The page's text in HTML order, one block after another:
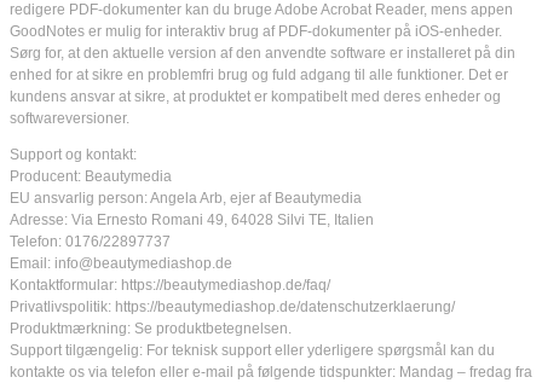
redigere PDF-dokumenter kan du bruge Adobe Acrobat Reader, mens appen
GoodNotes er mulig for interaktiv brug af PDF-dokumenter på iOS-enheder.
Sørg for, at den aktuelle version af den anvendte software er installeret på din
enhed for at sikre en problemfri brug og fuld adgang til alle funktioner. Det er
kundens ansvar at sikre, at produktet er kompatibelt med deres enheder og
softwareversioner.
Support og kontakt:
Producent: Beautymedia
EU ansvarlig person: Angela Arb, ejer af Beautymedia
Adresse: Via Ernesto Romani 49, 64028 Silvi TE, Italien
Telefon: 0176/22897737
Email: info@beautymediashop.de
Kontaktformular: https://beautymediashop.de/faq/
Privatlivspolitik: https://beautymediashop.de/datenschutzerklaerung/
Produktmærkning: Se produktbetegnelsen.
Support tilgængelig: For teknisk support eller yderligere spørgsmål kan du
kontakte os via telefon eller e-mail på følgende tidspunkter: Mandag – fredag fra